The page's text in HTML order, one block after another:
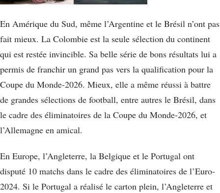
En Amérique du Sud, même l’Argentine et le Brésil n’ont pas
fait mieux. La Colombie est la seule sélection du continent
qui est restée invincible. Sa belle série de bons résultats lui a
permis de franchir un grand pas vers la qualification pour la
Coupe du Monde-2026. Mieux, elle a même réussi à battre
de grandes sélections de football, entre autres le Brésil, dans
le cadre des éliminatoires de la Coupe du Monde-2026, et
l’Allemagne en amical.
En Europe, l’Angleterre, la Belgique et le Portugal ont
disputé 10 matchs dans le cadre des éliminatoires de l’Euro-
2024. Si le Portugal a réalisé le carton plein, l’Angleterre et